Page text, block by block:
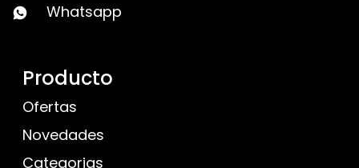
Whatsapp
Producto
Ofertas
Novedades
Categorias